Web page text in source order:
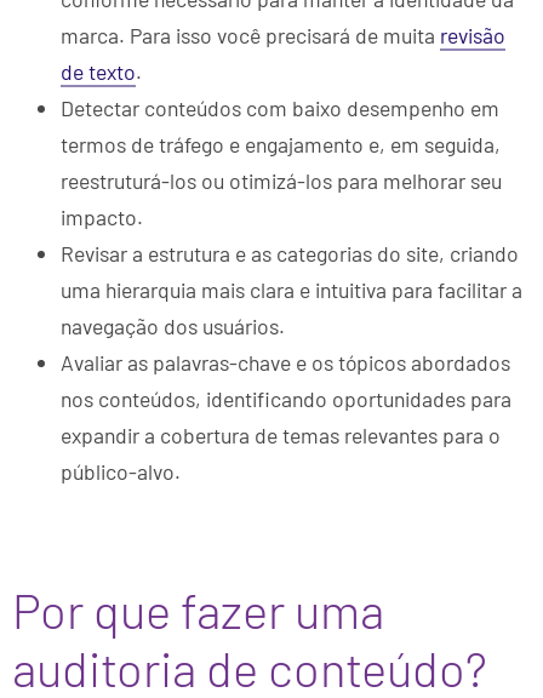
marca. Para isso você precisará de muita revisão
de texto.
Detectar conteúdos com baixo desempenho em
termos de tráfego e engajamento e, em seguida,
reestruturá-los ou otimizá-los para melhorar seu
impacto.
Revisar a estrutura e as categorias do site, criando
uma hierarquia mais clara e intuitiva para facilitar a
navegação dos usuários.
Avaliar as palavras-chave e os tópicos abordados
nos conteúdos, identificando oportunidades para
expandir a cobertura de temas relevantes para o
público-alvo.
Por que fazer uma
auditoria de conteúdo?